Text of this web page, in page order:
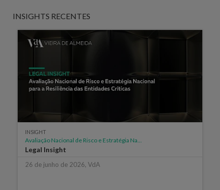
INSIGHTS RECENTES
INSIGHT
Avaliação Nacional de Risco e Estratégia Na...
Legal Insight
26 de junho de 2026, VdA